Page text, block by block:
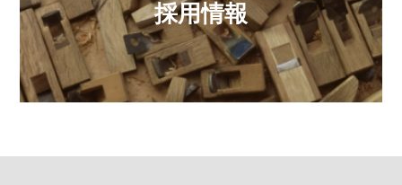
採用情報